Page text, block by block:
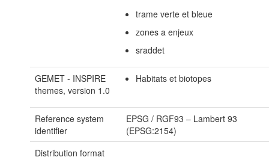
trame verte et bleue
zones a enjeux
sraddet
GEMET - INSPIRE
themes, version 1.0
Habitats et biotopes
Reference system
identifier
EPSG / RGF93 – Lambert 93
(EPSG:2154)
Distribution format